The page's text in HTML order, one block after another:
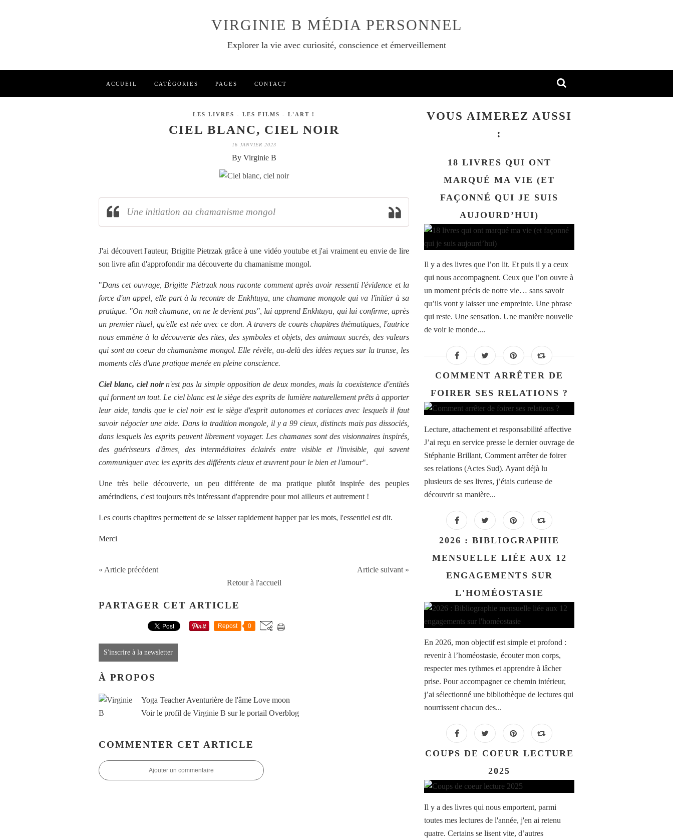
VIRGINIE B MÉDIA PERSONNEL
Explorer la vie avec curiosité, conscience et émerveillement
ACCUEIL CATÉGORIES PAGES CONTACT
LES LIVRES - LES FILMS - L'ART !
CIEL BLANC, CIEL NOIR
16 JANVIER 2023
By Virginie B
Une initiation au chamanisme mongol
J'ai découvert l'auteur, Brigitte Pietrzak grâce à une vidéo youtube et j'ai vraiment eu envie de lire
son livre afin d'approfondir ma découverte du chamanisme mongol.
"Dans cet ouvrage, Brigitte Pietrzak nous raconte comment après avoir ressenti l'évidence et la
force d'un appel, elle part à la recontre de Enkhtuya, une chamane mongole qui va l'initier à sa
pratique. "On naît chamane, on ne le devient pas", lui apprend Enkhtuya, qui lui confirme, après
un premier rituel, qu'elle est née avec ce don. A travers de courts chapitres thématiques, l'autrice
nous emmène à la découverte des rites, des symboles et objets, des animaux sacrés, des valeurs
qui sont au coeur du chamanisme mongol. Elle révèle, au-delà des idées reçues sur la transe, les
moments clés d'une pratique menée en pleine conscience.
Ciel blanc, ciel noirn'est pas la simple opposition de deux mondes, mais la coexistence d'entités
qui forment un tout. Le ciel blanc est le siège des esprits de lumière naturellement prêts à apporter
leur aide, tandis que le ciel noir est le siège d'esprit autonomes et coriaces avec lesquels il faut
savoir négocier une aide. Dans la tradition mongole, il y a 99 cieux, distincts mais pas dissociés,
dans lesquels les esprits peuvent librement voyager. Les chamanes sont des visionnaires inspirés,
des guérisseurs d'âmes, des intermédiaires éclairés entre visible et l'invisible, qui savent
communiquer avec les esprits des différents cieux et œuvrent pour le bien et l'amour".
Une très belle découverte, un peu différente de ma pratique plutôt inspirée des peuples
amérindiens, c'est toujours très intéressant d'apprendre pour moi ailleurs et autrement !
Les courts chapitres permettent de se laisser rapidement happer par les mots, l'essentiel est dit.
Merci
« Article précédent
Article suivant »
Retour à l'accueil
PARTAGER CET ARTICLE
Repost 0
S'inscrire à la newsletter
À PROPOS
Yoga Teacher Aventurière de l'âme Love moon
Voir le profil de Virginie B sur le portail Overblog
COMMENTER CET ARTICLE
Ajouter un commentaire
VOUS AIMEREZ AUSSI
:
18 LIVRES QUI ONT
MARQUÉ MA VIE (ET
FAÇONNÉ QUI JE SUIS
AUJOURD’HUI)
Il y a des livres que l’on lit. Et puis il y a ceux
qui nous accompagnent. Ceux que l’on ouvre à
un moment précis de notre vie… sans savoir
qu’ils vont y laisser une empreinte. Une phrase
qui reste. Une sensation. Une manière nouvelle
de voir le monde....
COMMENT ARRÊTER DE
FOIRER SES RELATIONS ?
Lecture, attachement et responsabilité affective
J’ai reçu en service presse le dernier ouvrage de
Stéphanie Brillant, Comment arrêter de foirer
ses relations (Actes Sud). Ayant déjà lu
plusieurs de ses livres, j’étais curieuse de
découvrir sa manière...
2026 : BIBLIOGRAPHIE
MENSUELLE LIÉE AUX 12
ENGAGEMENTS SUR
L'HOMÉOSTASIE
En 2026, mon objectif est simple et profond :
revenir à l’homéostasie, écouter mon corps,
respecter mes rythmes et apprendre à lâcher
prise. Pour accompagner ce chemin intérieur,
j’ai sélectionné une bibliothèque de lectures qui
nourrissent chacun des...
COUPS DE COEUR LECTURE
2025
Il y a des livres qui nous emportent, parmi
toutes mes lectures de l'année, j'en ai retenu
quatre. Certains se lisent vite, d’autres